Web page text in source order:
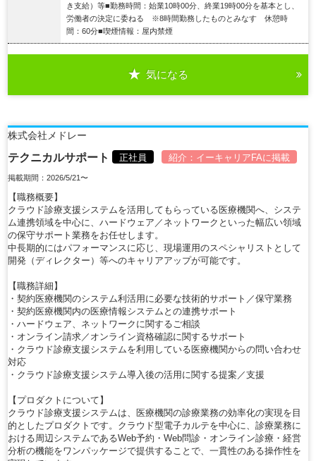
き支給）等■勤務時間：始業10時00分、終業19時00分を基本とし、
労働者の決定に委ねる ※8時間勤務したものとみなす 休憩時
間：60分■喫煙情報：屋内禁煙
気になる
株式会社メドレー
テクニカルサポート 正社員 紹介： イーキャリアFAに掲載
掲載期間：2026/5/21〜
【職務概要】
クラウド診療支援システムを活用してもらっている医療機関へ、システ
ム連携領域を中心に、ハードウェア／ネットワークといった幅広い領域
の保守サポート業務をお任せします。
中長期的にはパフォーマンスに応じ、現場運用のスペシャリストとして
開発（ディレクター）等へのキャリアアップが可能です。
【職務詳細】
・契約医療機関のシステム利活用に必要な技術的サポート／保守業務
・契約医療機関内の医療情報システムとの連携サポート
・ハードウェア、ネットワークに関するご相談
・オンライン請求／オンライン資格確認に関するサポート
・クラウド診療支援システムを利用している医療機関からの問い合わせ
対応
・クラウド診療支援システム導入後の活用に関する提案／支援
【プロダクトについて】
クラウド診療支援システムは、医療機関の診療業務の効率化の実現を目
的としたプロダクトです。クラウド型電子カルテを中心に、診療業務に
おける周辺システムであるWeb予約・Web問診・オンライン診療・経営
分析の機能をワンパッケージで提供することで、一貫性のある操作性を